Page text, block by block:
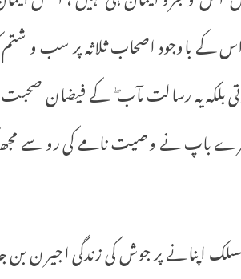
کے باوجود اصحاب ثلاثہ پر سب و
بلکہ یہ رسالت مآب ۖ کے فیضان
باپ نے وصیت نامے کی رو سے مجھ
اپنانے پر جوش کی زندگی اجیر ن